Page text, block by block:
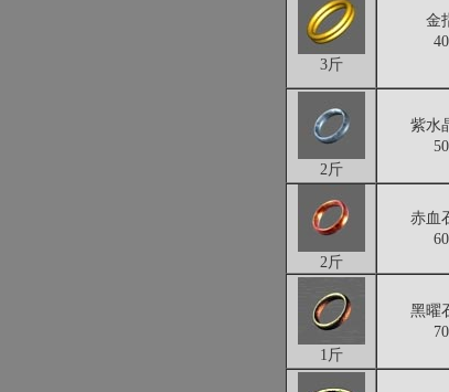
3斤
金
2斤
紫水
2斤
赤血
1斤
黑曜